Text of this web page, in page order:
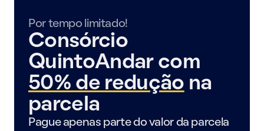
Por tempo limitado!
Consórcio
QuintoAndar com
50% de redução na
parcela
Pague apenas parte do valor da parcela